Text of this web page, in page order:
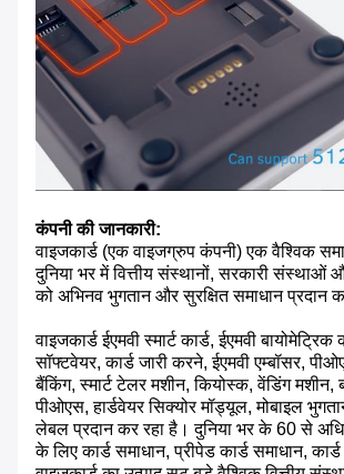
कंपनी की जानकारी:
वाइजकार्ड (एक वाइजग्रुप कंपनी) एक वैश्विक
दुनिया भर में वित्तीय संस्थानों, सरकारी संस्थाओं
को अभिनव भुगतान और सुरक्षित समाधान प्रदान
वाइजकार्ड ईएमवी स्मार्ट कार्ड, ईएमवी बायोमेट्रिक
सॉफ्टवेयर, कार्ड जारी करने, ईएमवी एम्बॉसर,
बैंकिंग, स्मार्ट टेलर मशीन, कियोस्क, वेंडिंग मशीन,
पीओएस, हार्डवेयर सिक्योर मॉड्यूल, मोबाइल
लेबल प्रदान कर रहा है। दुनिया भर के 60 से
के लिए कार्ड समाधान, प्रीपेड कार्ड समाधान,